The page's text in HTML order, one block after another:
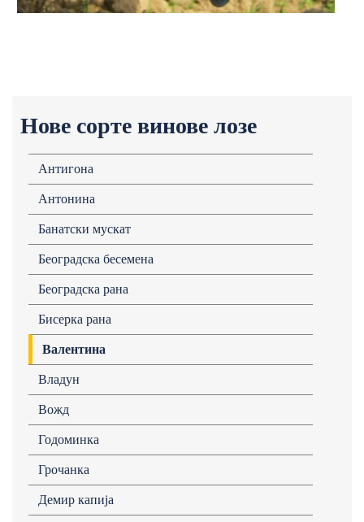
Нове сорте винове лозе
Антигона
Антонина
Банатски мускат
Београдска бесемена
Београдска рана
Бисерка рана
Валентина
Владун
Вожд
Годоминка
Грочанка
Демир капија